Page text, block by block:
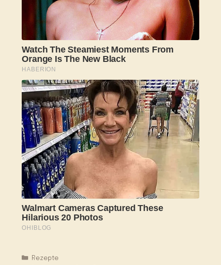
Kategorien
Rezepte